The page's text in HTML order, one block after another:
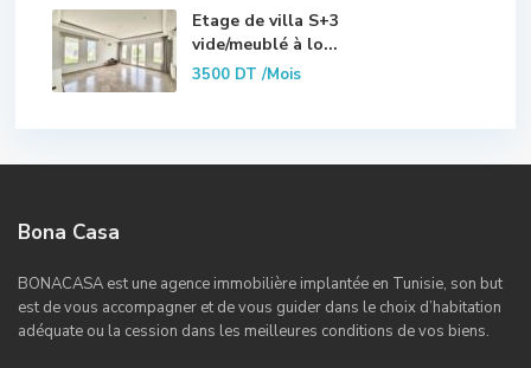
Etage de villa S+3
vide/meublé à lo...
3500 DT/Mois
Bona Casa
BONACASA est une agence immobilière implantée en Tunisie, son but
est de vous accompagner et de vous guider dans le choix d’habitation
adéquate ou la cession dans les meilleures conditions de vos biens.